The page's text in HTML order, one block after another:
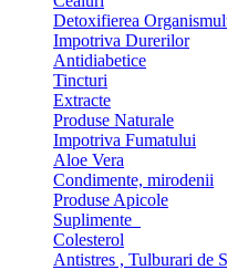
Detoxifierea
Impotriva Durerilor
Antidiabetice
Tincturi
Extracte
Produse Naturale
Impotriva Fumatului
Aloe Vera
Condimente, mirodenii
Produse Apicole
Suplimente
Colesterol
Antistres , Tulburari de